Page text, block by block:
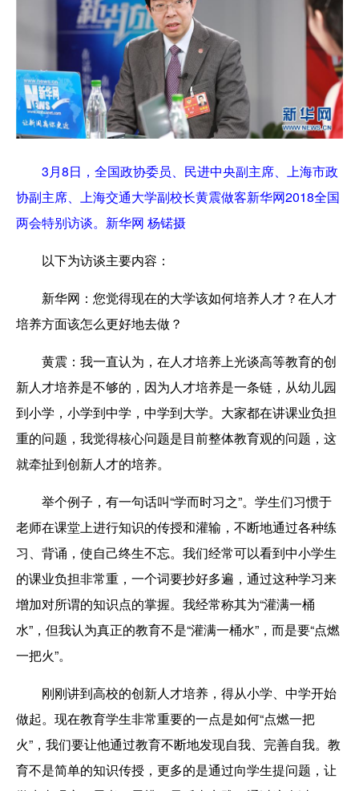
3月8日，全国政协委员、民进中央副主席、上海市政
协副主席、上海交通大学副校长黄震做客新华网2018全国
两会特别访谈。新华网 杨锘摄
以下为访谈主要内容：
新华网： 您觉得现在的大学该如何培养人才？在人才
培养方面该怎么更好地去做？
黄震： 我一直认为，在人才培养上光谈高等教育的创
新人才培养是不够的，因为人才培养是一条链，从幼儿园
到小学，小学到中学，中学到大学。大家都在讲课业负担
重的问题，我觉得核心问题是目前整体教育观的问题，这
就牵扯到创新人才的培养。
举个例子，有一句话叫“学而时习之”。学生们习惯于
老师在课堂上进行知识的传授和灌输，不断地通过各种练
习、背诵，使自己终生不忘。我们经常可以看到中小学生
的课业负担非常重，一个词要抄好多遍，通过这种学习来
增加对所谓的知识点的掌握。我经常称其为“灌满一桶
水”，但我认为真正的教育不是“灌满一桶水”，而是要“点燃
一把火”。
刚刚讲到高校的创新人才培养，得从小学、中学开始
做起。现在教育学生非常重要的一点是如何“点燃一把
火”，我们要让他通过教育不断地发现自我、完善自我。教
育不是简单的知识传授，更多的是通过向学生提问题，让